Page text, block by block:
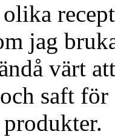
jag
värt
saft